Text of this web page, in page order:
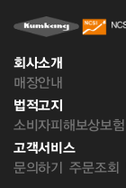
회사소개
매장안내
법적고지
소비자피해보상보험
고객서비스
문의하기 주문조회